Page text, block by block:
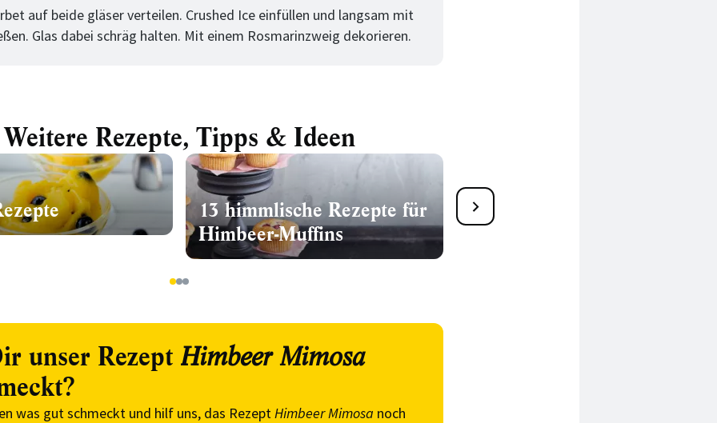
auf beide gläser verteilen. Crushed Ice einfüllen und langsam mit
Glas dabei schräg halten. Mit einem Rosmarinzweig dekorieren.
Weitere Rezepte, Tipps & Ideen
13 himmlische Rezepte für
Himbeer-Muffins
Die besten Drinks &
Cocktails mit Wodka
123
unser Rezept Himbeer Mimosa
was gut schmeckt und hilf uns, das RezeptHimbeer Mimosa noch